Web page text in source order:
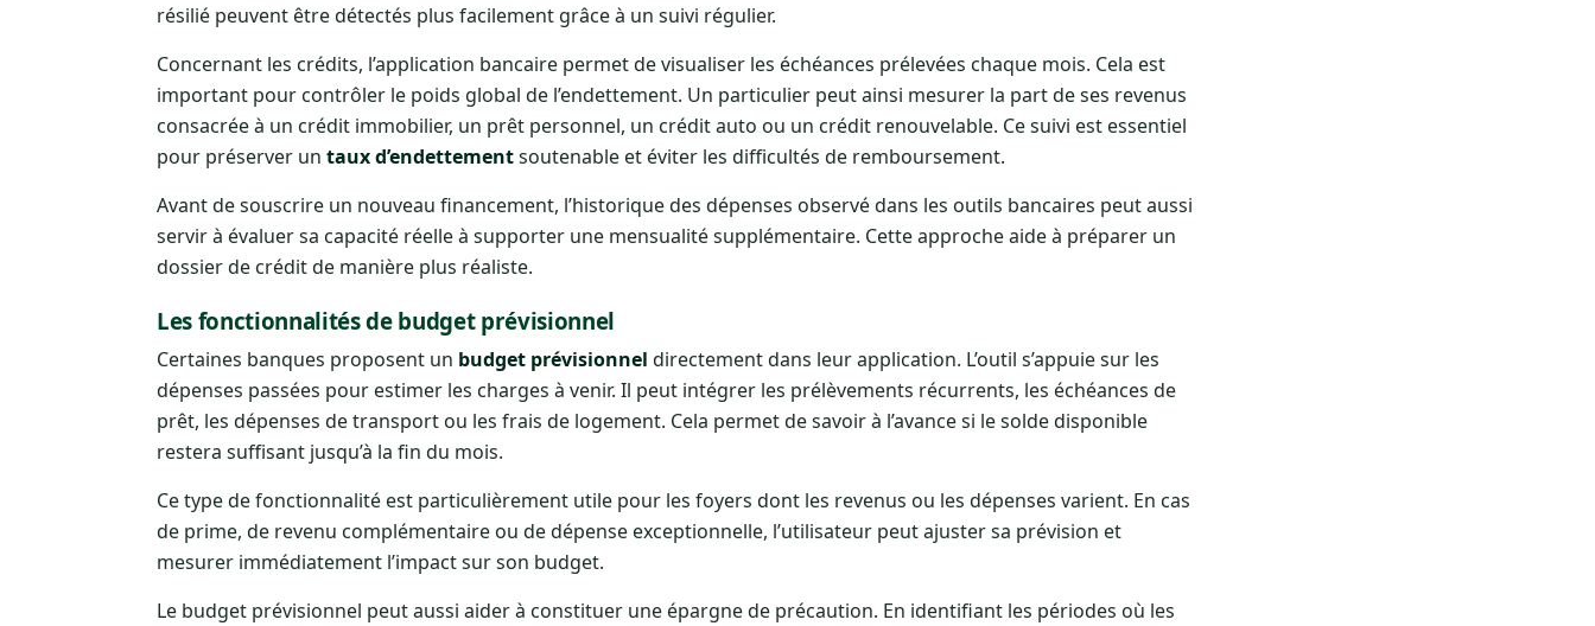
résilié peuvent être détectés plus facilement grâce à un suivi régulier.
Concernant les crédits, l’application bancaire permet de visualiser les échéances prélevées chaque mois. Cela est
important pour contrôler le poids global de l’endettement. Un particulier peut ainsi mesurer la part de ses revenus
consacrée à un crédit immobilier, un prêt personnel, un crédit auto ou un crédit renouvelable. Ce suivi est essentiel
pour préserver un taux d’endettementsoutenable et éviter les difficultés de remboursement.
Avant de souscrire un nouveau financement, l’historique des dépenses observé dans les outils bancaires peut aussi
servir à évaluer sa capacité réelle à supporter une mensualité supplémentaire. Cette approche aide à préparer un
dossier de crédit de manière plus réaliste.
Les fonctionnalités de budget prévisionnel
Certaines banques proposent un budget prévisionnel directement dans leur application. L’outil s’appuie sur les
dépenses passées pour estimer les charges à venir. Il peut intégrer les prélèvements récurrents, les échéances de
prêt, les dépenses de transport ou les frais de logement. Cela permet de savoir à l’avance si le solde disponible
restera suffisant jusqu’à la fin du mois.
Ce type de fonctionnalité est particulièrement utile pour les foyers dont les revenus ou les dépenses varient. En cas
de prime, de revenu complémentaire ou de dépense exceptionnelle, l’utilisateur peut ajuster sa prévision et
mesurer immédiatement l’impact sur son budget.
Le budget prévisionnel peut aussi aider à constituer une épargne de précaution. En identifiant les périodes où les